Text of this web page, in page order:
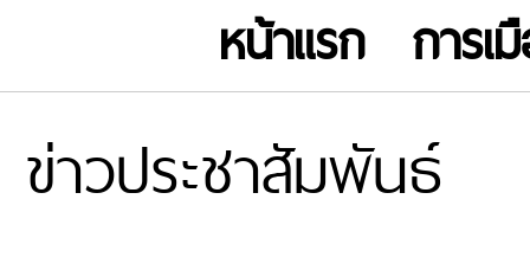
หน้าแรก การเ
ข่าวประชาสัมพันธ์